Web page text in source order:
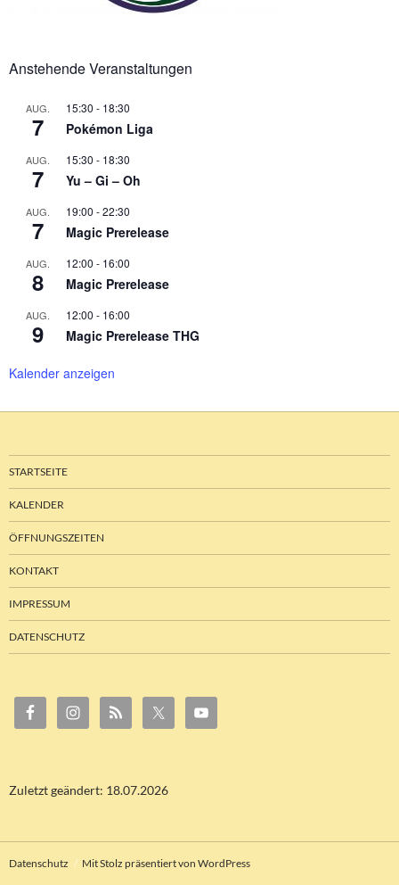
Anstehende Veranstaltungen
AUG.
7
15:30 - 18:30
Pokémon Liga
AUG.
7
15:30 - 18:30
Yu – Gi – Oh
AUG.
7
19:00 -22:30
Magic Prerelease
AUG.
8
12:00 - 16:00
Magic Prerelease
AUG.
9
12:00 - 16:00
Magic Prerelease THG
Kalender anzeigen
STARTSEITE
KALENDER
ÖFFNUNGSZEITEN
KONTAKT
IMPRESSUM
DATENSCHUTZ
Zuletzt geändert: 18.07.2026
Datenschutz Mit Stolz präsentiert von WordPress